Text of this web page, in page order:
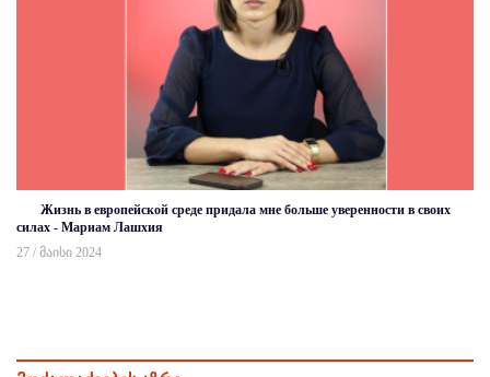
Жизнь в европейской среде придала мне больше уверенности в своих
силах - Мариам Лашхия
27 / მაისი 2024